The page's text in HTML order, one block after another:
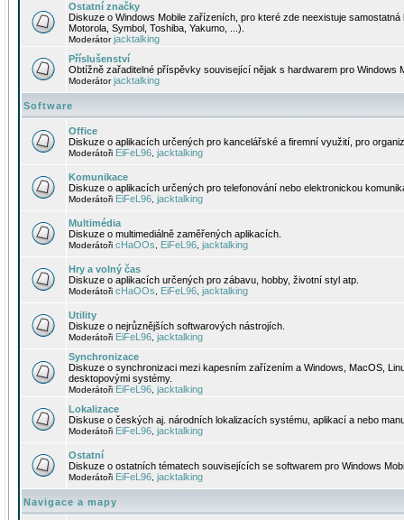
Ostatní značky
Diskuze o Windows Mobile zařízeních, pro které zde neexistuje
Motorola, Symbol, Toshiba, Yakumo, ...).
Moderátorjacktalking
Příslušenství
Obtížně zařaditelné příspěvky související nějak s hardwarem pro Windows
Moderátorjacktalking
Software
Office
Diskuze o aplikacích určených pro kancelářské a firemní využití, pro
Moderátoři EiFeL96 jacktalking
Komunikace
Diskuze o aplikacích určených pro telefonování nebo elektronickou
Moderátoři EiFeL96 jacktalking
Multimédia
Diskuze o multimediálně zaměřených aplikacích.
Moderátoři cHaOOs EiFeL96 jacktalking
Hry a volný čas
Diskuze o aplikacích určených pro zábavu, hobby, životní styl atp.
Moderátoři cHaOOs EiFeL96 jacktalking
Utility
Diskuze o nejrůznějších softwarových nástrojích.
Moderátoři EiFeL96 jacktalking
Synchronizace
Diskuze o synchronizaci mezi kapesním zařízením a Windows, MacOS,
desktopovými systémy.
Moderátoři EiFeL96 jacktalking
Lokalizace
Diskuse o českých aj. národních lokalizacích systému, aplikací a nebo
Moderátoři EiFeL96 jacktalking
Ostatní
Diskuze o ostatních tématech souvisejících se softwarem pro Windows
Moderátoři EiFeL96 jacktalking
Navigace a mapy